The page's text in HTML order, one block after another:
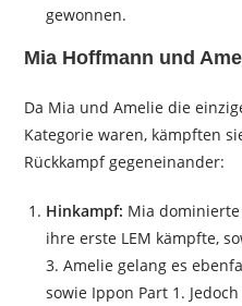
gewonnen.
Mia Hoffmann und
Da Mia und Amelie die
Kategorie waren, kämpften
Rückkampf gegeneinander:
Hinkampf: Mia
ihre erste LEM kämpfte,
3. Amelie gelang es
sowie Ippon Part 1.